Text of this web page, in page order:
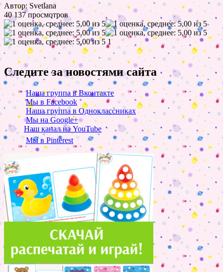
Автор: Svetlana
40 137 просмотров
1
Следите за новостями сайта
Наша группа в Вконтакте
Мы в Facebook
Наша группа в Одноклассниках
Мы на Google+
Наш канал на YouTube
Мы в Pinterest